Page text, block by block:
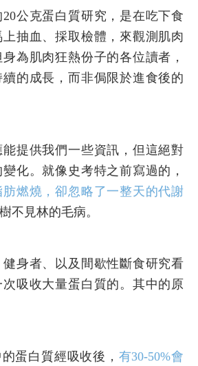
公克蛋白質研究，是在吃下食
抽血、採取檢體，來觀測肌肉
為肌肉狂熱份子的各位讀者，
的成長，而非侷限於進食後的
提供我們一些資訊，但這絕對
化。就像史考特之前寫過的，
肪燃燒，卻忽略了一整天的代謝
不見林的毛病。
身者、以及間歇性斷食研究看
吸收大量蛋白質的。其中的原
蛋白質經吸收後， 有30-50%會